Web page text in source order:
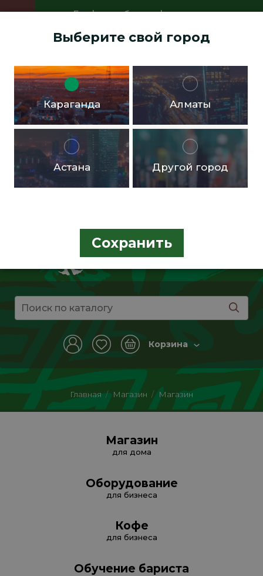
График работы офисов:
13:00 до 14:00 Суббота, воскресенье -
Доставка бесплатная в черте города от 10.000тг!
Корзина
Главная / Магазин / Магазин
Магазин
для дома
Оборудование
для бизнеса
Кофе
для бизнеса
Обучение бариста
Выберите свой город
Караганда Алматы
Астана Другой город
Сохранить